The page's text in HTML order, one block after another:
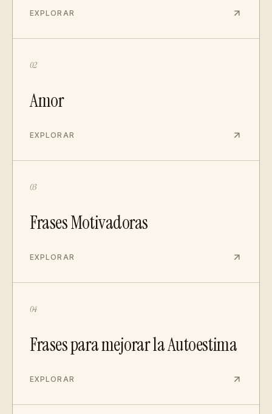
EXPLORAR
02
Amor
EXPLORAR
03
Frases Motivadoras
EXPLORAR
04
Frases para mejorar la Autoestima
EXPLORAR